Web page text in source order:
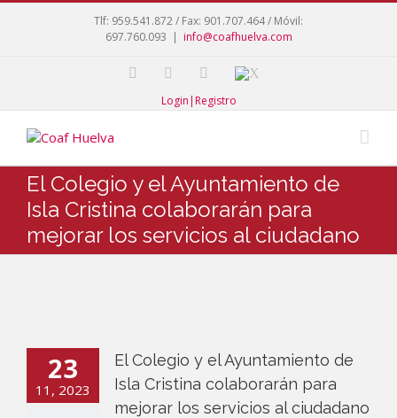
Tlf: 959.541.872 / Fax: 901.707.464 / Móvil:
697.760.093 | info@coafhuelva.com
Login|Registro
El Colegio y el Ayuntamiento de
Isla Cristina colaborarán para
mejorar los servicios al ciudadano
23
11, 2023
El Colegio y el Ayuntamiento de
Isla Cristina colaborarán para
mejorar los servicios al ciudadano